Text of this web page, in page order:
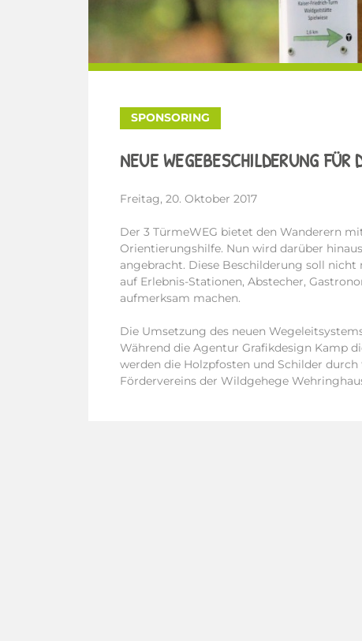
SPONSORING
NEUE WEGEBESCHILDERUNG FÜR
Freitag, 20. Oktober 2017
Der 3 TürmeWEG bietet den Wanderern
Orientierungshilfe. Nun wird darüber
angebracht. Diese Beschilderung soll
auf Erlebnis-Stationen, Abstecher,
aufmerksam machen.
Die Umsetzung des neuen
Während die Agentur Grafikdesign Kamp
werden die Holzpfosten und Schilder
Fördervereins der Wildgehege